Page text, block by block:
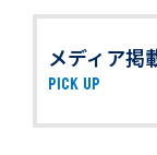
メディア掲
PICK UP